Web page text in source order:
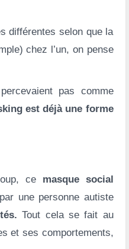
différentes selon que la
chez l’un, on pense
pas comme
est déjà une forme
ce masque social
une personne autiste
Tout cela se fait au
et ses comportements,